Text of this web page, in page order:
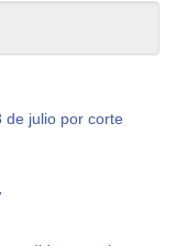
de julio por corte